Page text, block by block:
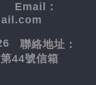
Email：
聯絡地址：
44號信箱